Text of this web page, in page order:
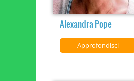
Alexandra Pope
Approfondisci